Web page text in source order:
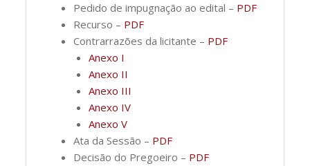
Pedido de impugnação ao edital – PDF
Recurso – PDF
Contrarrazões da licitante – PDF
Anexo I
Anexo II
Anexo III
Anexo IV
Anexo V
Ata da Sessão – PDF
Decisão do Pregoeiro – PDF